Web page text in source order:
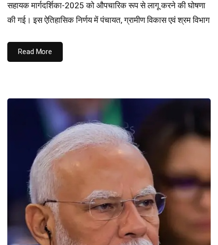
सहायक मार्गदर्शिका-2025 को औपचारिक रूप से लागू करने की घोषणा
की गई। इस ऐतिहासिक निर्णय में पंचायत, ग्रामीण विकास एवं श्रम विभाग
Read More